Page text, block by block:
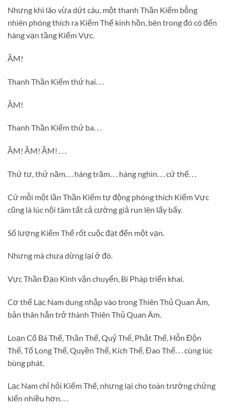
Nhưng khi lão vừa dứt câu, một thanh Thần Kiếm bỗng
nhiên phóng thích ra Kiếm Thế kinh hồn, bên trong đó có đến
hàng vạn tầng Kiếm Vực.
ẦM!
Thanh Thần Kiếm thứ hai. . .
ẦM!
Thanh Thần Kiếm thứ ba. . .
ẦM! ẦM! ẦM! . . .
Thứ tư, thứ năm. . . hàng trăm. . . hàng nghìn. . . cứ thế. . .
Cứ mỗi một lần Thần Kiếm tự động phóng thích Kiếm Vực
cũng là lúc nội tâm tất cả cường giả run lên lẩy bẩy.
Số lượng Kiếm Thế rốt cuộc đạt đến một vạn.
Nhưng mà chưa dừng lại ở đó.
Vực Thần Đạo Kinh vận chuyển, Bí Pháp triển khai.
Cơ thể Lạc Nam dung nhập vào trong Thiên Thủ Quan Âm,
bản thân hắn trở thành Thiên Thủ Quan Âm.
Loạn Cổ Bá Thế, Thần Thế, Quỷ Thế, Phật Thế, Hỗn Độn
Thế, Tổ Long Thế, Quyền Thế, Kích Thế, Đao Thế. . . cùng lúc
bùng phát.
Lạc Nam chỉ hỏi Kiếm Thế, nhưng lại cho toàn trường chứng
kiến nhiều hơn. . .